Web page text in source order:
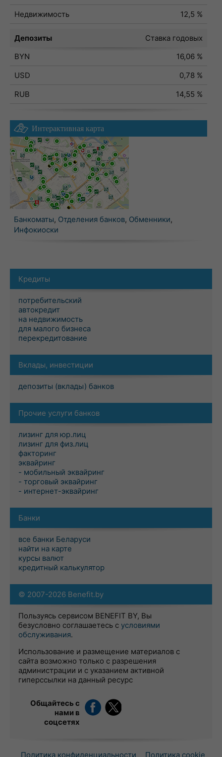
Недвижимость
12,5 %
Депозиты
Ставка годовых
BYN
16,06 %
USD
0,78 %
RUB
14,55 %
Интерактивная карта
Банкоматы, Отделения банков, Обменники,
Инфокиоски
Кредиты
потребительский
автокредит
на недвижимость
для малого бизнеса
перекредитование
Вклады, инвестиции
депозиты (вклады) банков
Прочие услуги банков
лизинг для юр.лиц
лизинг для физ.лиц
факторинг
эквайринг
- мобильный эквайринг
- торговый эквайринг
- интернет-эквайринг
Банки
все банки Беларуси
найти на карте
курсы валют
кредитный калькулятор
© 2007-2026 Benefit.by
Пользуясь сервисом BENEFIT BY, Вы
безусловно соглашаетесь с условиями
обслуживания.
Использование и размещение материалов с
сайта возможно только с разрешения
администрации и с указанием активной
гиперссылки на данный ресурс
Общайтесь с
нами в
соцсетях
Политика конфиденциальности Политика cookie